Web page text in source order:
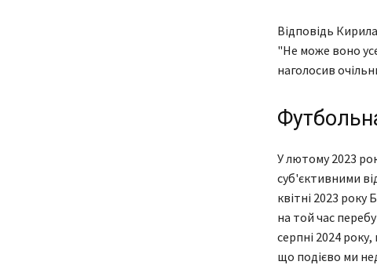
Відповідь
"Не може воно
наголосив
У лютому 2023
суб'єктивними
квітні 2023
на той час
серпні 2024
що подієво ми